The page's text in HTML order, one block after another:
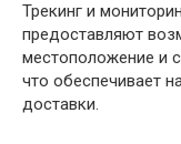
Трекинг и
предоставляют
местоположение и
что обеспечивает
доставки.